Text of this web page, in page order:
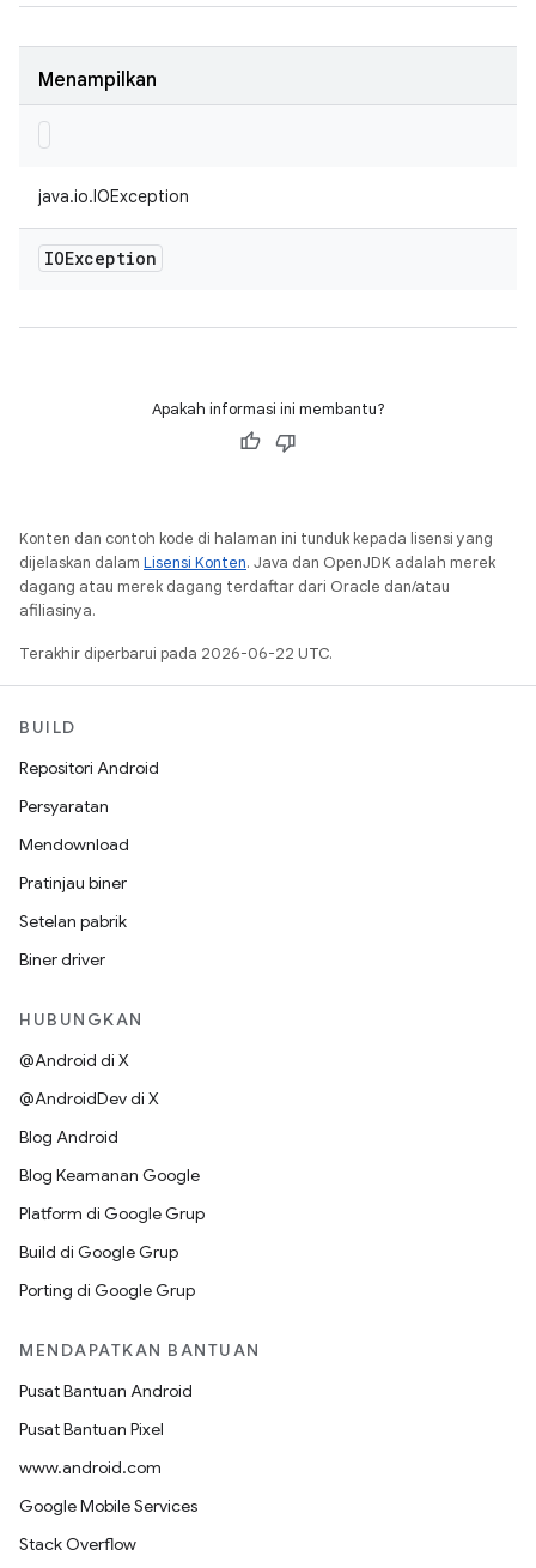
Menampilkan
java.io.IOException
IOException
Apakah informasi ini membantu?
Konten dan contoh kode di halaman ini tunduk kepada lisensi yang
dijelaskan dalam Lisensi Konten. Java dan OpenJDK adalah merek
dagang atau merek dagang terdaftar dari Oracle dan/atau
afiliasinya.
Terakhir diperbarui pada 2026-06-22 UTC.
BUILD
Repositori Android
Persyaratan
Mendownload
Pratinjau biner
Setelan pabrik
Biner driver
HUBUNGKAN
@Android di X
@AndroidDev di X
Blog Android
Blog Keamanan Google
Platform di Google Grup
Build di Google Grup
Porting di Google Grup
MENDAPATKAN BANTUAN
Pusat Bantuan Android
Pusat Bantuan Pixel
www.android.com
Google Mobile Services
Stack Overflow